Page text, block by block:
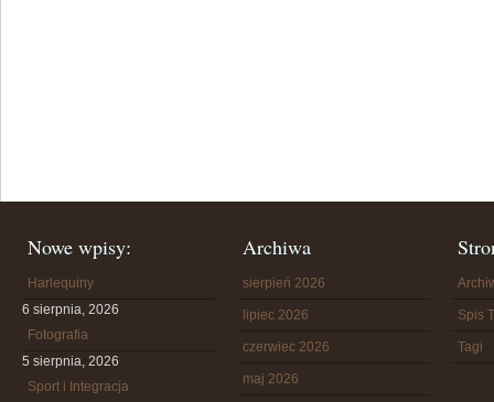
Nowe wpisy:
Harlequiny
6 sierpnia, 2026
Fotografia
5 sierpnia, 2026
Sport i Integracja
Archiwa
sierpień 2026
lipiec 2026
czerwiec 2026
maj 2026
Spis
Tagi